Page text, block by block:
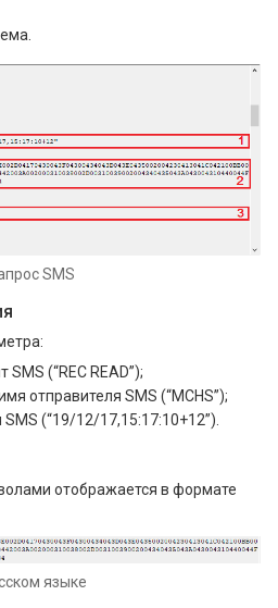
SMS
(“REC READ”);
отправителя SMS (“MCHS”);
(“19/12/17,15:17:10+12”).
отображается в формате
языке